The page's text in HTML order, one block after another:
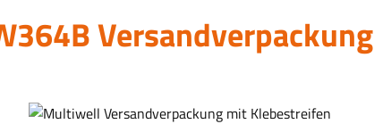
Versandverpackung